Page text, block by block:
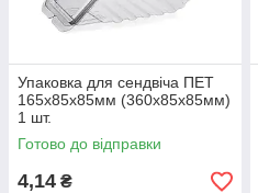
Упаковка для сендвіча ПЕТ
165х85х85мм (360х85х85мм)
1 шт.
Готово до відправки
4,14 ₴